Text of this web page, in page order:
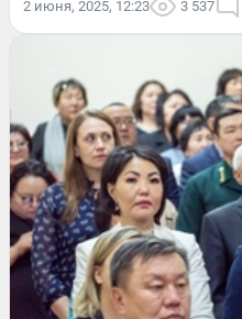
2 июня, 2025, 12:23 3 537